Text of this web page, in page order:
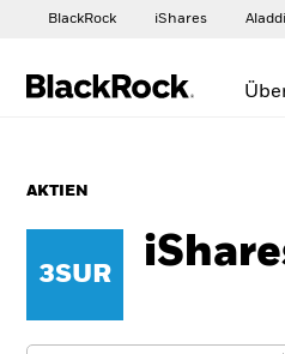
BlackRock iShares
AKTIEN
3SUR